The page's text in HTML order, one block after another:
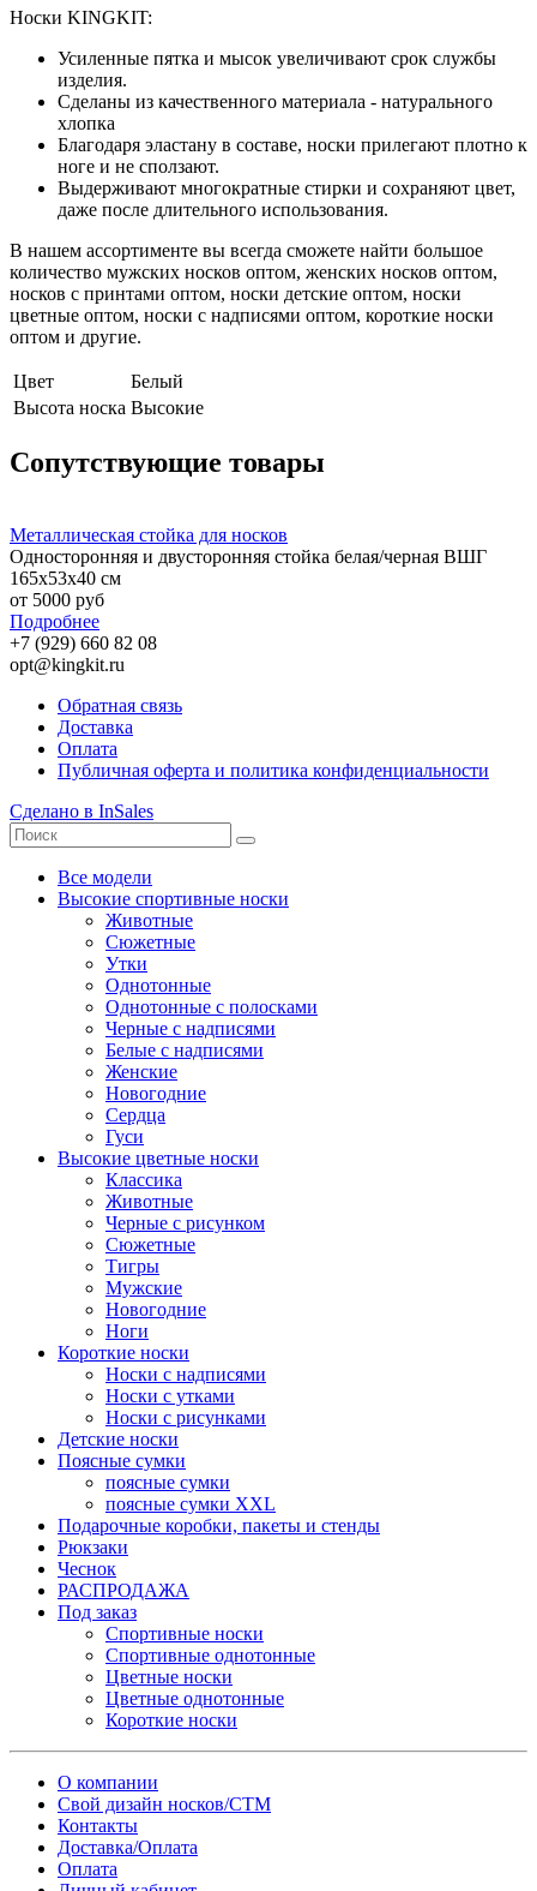
Носки KINGKIT:
Усиленные пятка и мысок увеличивают срок службы
изделия.
Сделаны из качественного материала - натурального
хлопка
Благодаря эластану в составе, носки прилегают плотно к
ноге и не сползают.
Выдерживают многократные стирки и сохраняют цвет,
даже после длительного использования.
В нашем ассортименте вы всегда сможете найти большое
количество мужских носков оптом, женских носков оптом,
носков с принтами оптом, носки детские оптом, носки
цветные оптом, носки с надписями оптом, короткие носки
оптом и другие.
Цвет
Белый
Высота носка Высокие
Сопутствующие товары
Металлическая стойка для носков
Односторонняя и двусторонняя стойка белая/черная ВШГ
165х53х40 см
от 5000 руб
Подробнее
+7 (929) 660 82 08
opt@kingkit.ru
Обратная связь
Доставка
Оплата
Публичная оферта и политика конфиденциальности
Сделано в InSales
Все модели
Высокие спортивные носки
Животные
Сюжетные
Утки
Однотонные
Однотонные с полосками
Черные с надписями
Белые с надписями
Женские
Новогодние
Сердца
Гуси
Высокие цветные носки
Классика
Животные
Черные с рисунком
Сюжетные
Тигры
Мужские
Новогодние
Ноги
Короткие носки
Носки с надписями
Носки с утками
Носки с рисунками
Детские носки
Поясные сумки
поясные сумки
поясные сумки XXL
Подарочные коробки, пакеты и стенды
Рюкзаки
Чеснок
РАСПРОДАЖА
Под заказ
Спортивные носки
Спортивные однотонные
Цветные носки
Цветные однотонные
Короткие носки
О компании
Свой дизайн носков/СТМ
Контакты
Доставка/Оплата
Оплата